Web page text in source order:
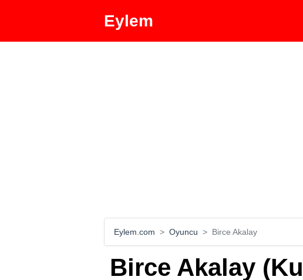
Eylem
Eylem.com Oyuncu Birce Akalay
Birce Akalay